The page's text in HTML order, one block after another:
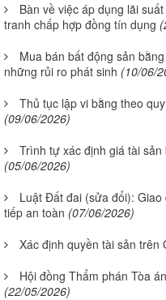
Bàn về việc áp dụng lãi
tranh chấp hợp đồng tín dụng
Mua bán bất động sản
những rủi ro phát sinh (10/06/
Thủ tục lập vi bằng theo
(09/06/2026)
Trình tự xác định giá tài
(05/06/2026)
Luật Đất đai (sửa đổi):
tiếp an toàn (07/06/2026)
Xác định quyền tài sản trên
Hội đồng Thẩm phán Tòa
(22/05/2026)